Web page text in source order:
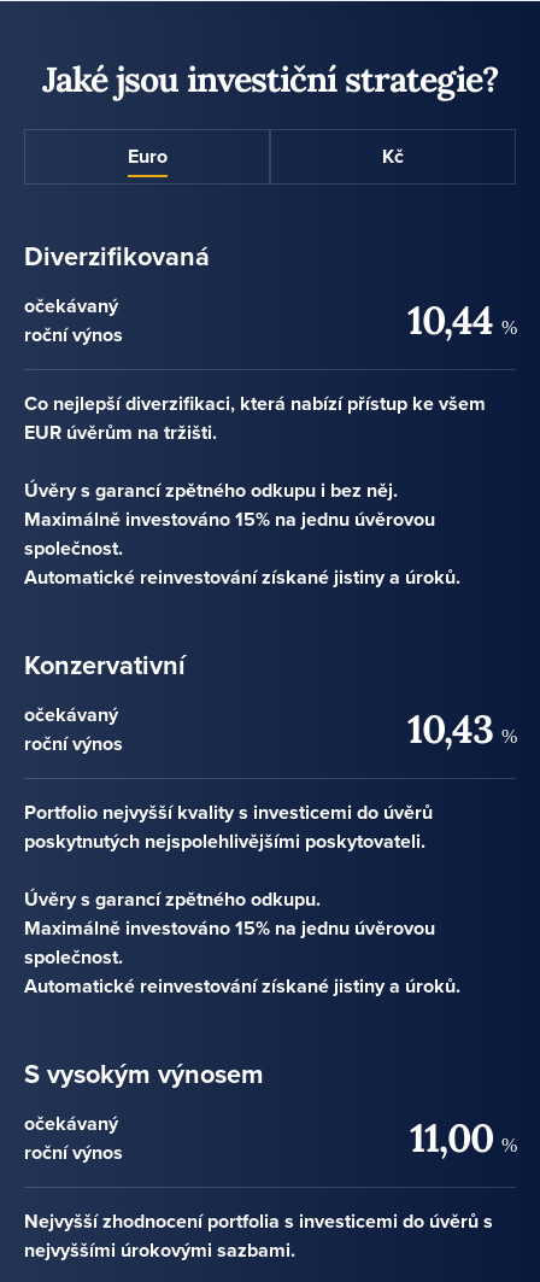
Jaké jsou investiční strategie?
Euro Kč
Diverzifikovaná
očekávaný
roční výnos
10,44 %
Co nejlepší diverzifikaci, která nabízí přístup ke všem
EUR úvěrům na tržišti.
Úvěry s garancí zpětného odkupu i bez něj.
Maximálně investováno 15% na jednu úvěrovou
společnost.
Automatické reinvestování získané jistiny a úroků.
Konzervativní
očekávaný
roční výnos
10,43 %
Portfolio nejvyšší kvality s investicemi do úvěrů
poskytnutých nejspolehlivějšími poskytovateli.
Úvěry s garancí zpětného odkupu.
Maximálně investováno 15% na jednu úvěrovou
společnost.
Automatické reinvestování získané jistiny a úroků.
S vysokým výnosem
očekávaný
roční výnos
11,00 %
Nejvyšší zhodnocení portfolia s investicemi do úvěrů s
nejvyššími úrokovými sazbami.